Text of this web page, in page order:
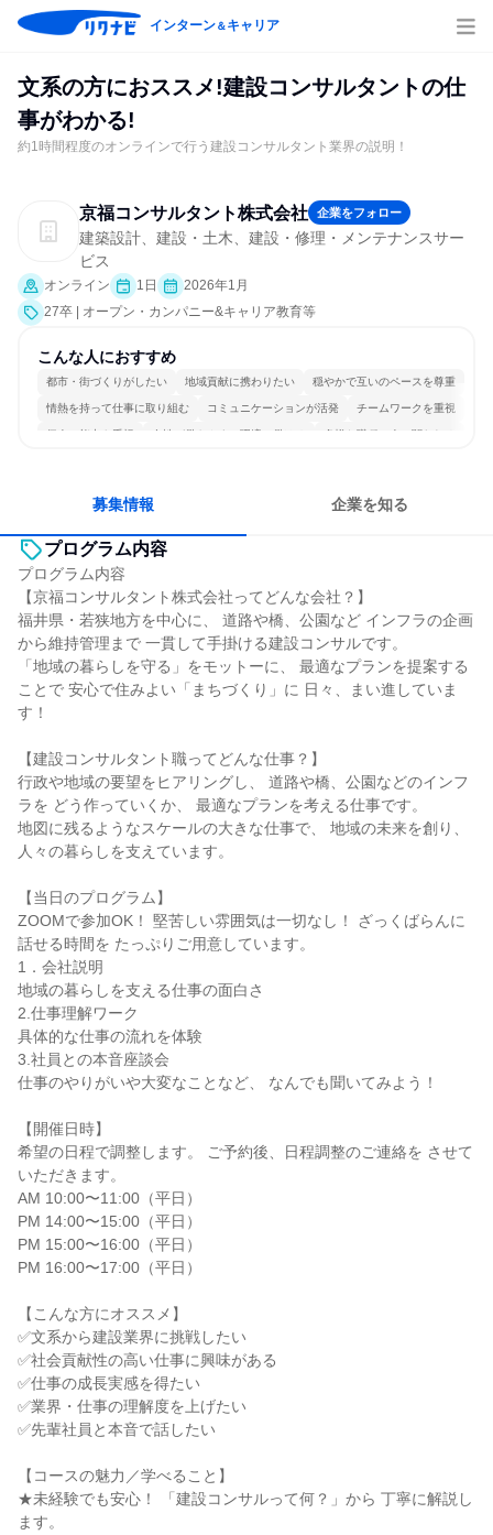
インターン＆キャリア
文系の方におススメ!建設コンサルタントの仕
事がわかる!
約1時間程度のオンラインで行う建設コンサルタント業界の説明！
京福コンサルタント株式会社 企業をフォロー
建築設計、建設・土木、建設・修理・メンテナンスサー
ビス
オンライン 1日
2026年1月
27卒 | オープン・カンパニー&キャリア教育等
こんな人におすすめ
都市・街づくりがしたい 地域貢献に携わりたい 穏やかで互いのペースを尊重
情熱を持って仕事に取り組む コミュニケーションが活発 チームワークを重視
個人の能力を重視 女性が働きやすい環境で働ける 多様な職種の人と関われる
募集情報 企業を知る
プログラム内容
プログラム内容
【京福コンサルタント株式会社ってどんな会社？】
福井県・若狭地方を中心に、 道路や橋、公園など インフラの企画
から維持管理まで 一貫して手掛ける建設コンサルです。
「地域の暮らしを守る」をモットーに、 最適なプランを提案する
ことで 安心で住みよい「まちづくり」に 日々、まい進していま
す！
【建設コンサルタント職ってどんな仕事？】
行政や地域の要望をヒアリングし、 道路や橋、公園などのインフ
ラを どう作っていくか、 最適なプランを考える仕事です。
地図に残るようなスケールの大きな仕事で、 地域の未来を創り、
人々の暮らしを支えています。
【当日のプログラム】
ZOOMで参加OK！ 堅苦しい雰囲気は一切なし！ ざっくばらんに
話せる時間を たっぷりご用意しています。
1．会社説明
地域の暮らしを支える仕事の面白さ
2.仕事理解ワーク
具体的な仕事の流れを体験
3.社員との本音座談会
仕事のやりがいや大変なことなど、 なんでも聞いてみよう！
【開催日時】
希望の日程で調整します。 ご予約後、日程調整のご連絡を させて
いただきます。
AM 10:00〜11:00（平日）
PM 14:00〜15:00（平日）
PM 15:00〜16:00（平日）
PM 16:00〜17:00（平日）
【こんな方にオススメ】
✅文系から建設業界に挑戦したい
✅社会貢献性の高い仕事に興味がある
✅仕事の成長実感を得たい
✅業界・仕事の理解度を上げたい
✅先輩社員と本音で話したい
【コースの魅力／学べること】
★未経験でも安心！ 「建設コンサルって何？」から 丁寧に解説し
ます。